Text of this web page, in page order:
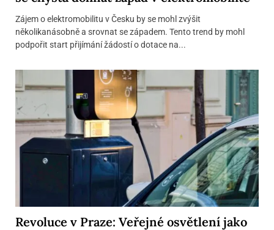
Zájem o elektromobilitu v Česku by se mohl zvýšit
několikanásobně a srovnat se západem. Tento trend by mohl
podpořit start přijímání žádostí o dotace na...
Revoluce v Praze: Veřejné osvětlení jako